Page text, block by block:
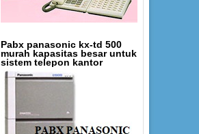
Pabx panasonic kx-td 500
murah kapasitas besar untuk
sistem telepon kantor